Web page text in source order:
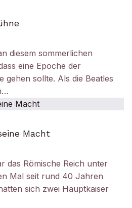
diesem sommerlichen
eine Epoche der
gehen sollte. Als die Beatles
Macht
das Römische Reich unter
Mal seit rund 40 Jahren
sich zwei Hauptkaiser